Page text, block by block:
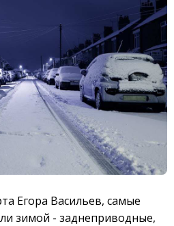
Егора Васильев, самые
зимой - заднеприводные,